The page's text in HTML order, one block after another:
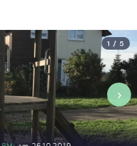
1 / 5
›